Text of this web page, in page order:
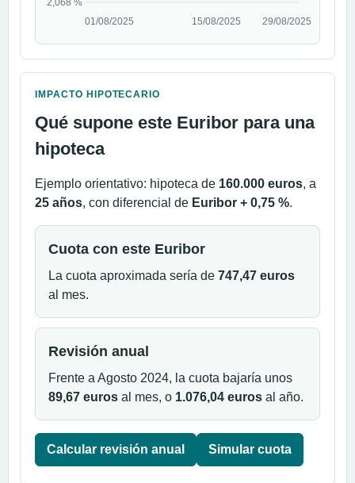
IMPACTO HIPOTECARIO
Qué supone este Euribor para una
hipoteca
Ejemplo orientativo: hipoteca de 160.000 euros, a
25 años, con diferencial de Euribor + 0,75 %.
Cuota con este Euribor
La cuota aproximada sería de 747,47 euros
al mes.
Revisión anual
Frente a Agosto 2024, la cuota bajaría unos
89,67 euros al mes, o 1.076,04 euros al año.
Calcular revisión anual Simular cuota